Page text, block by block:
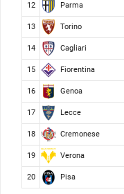
12 Parma
13 Torino
14 Cagliari
15 Fiorentina
16 Genoa
17 Lecce
18 Cremonese
19 Verona
20 Pisa